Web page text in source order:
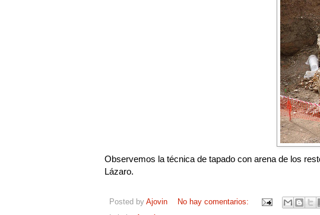
Observemos la técnica de tapado con arena de los
Lázaro.
Posted by Ajovin
No hay comentarios: